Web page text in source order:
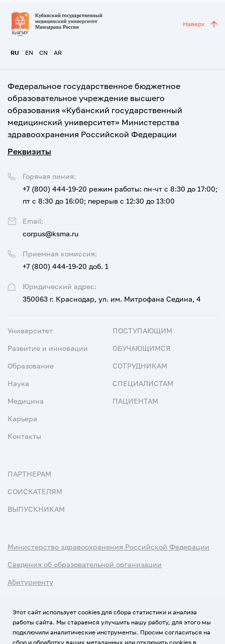
RU EN CN AR
Наверх
Федеральное государственное бюджетное
образовательное учреждение высшего
образования «Кубанский государственный
медицинский университет» Министерства
здравоохранения Российской Федерации
Реквизиты
Юридический адрес:
350063 г. Краснодар, ул. им. Митрофана Седина, 4
Приемная комиссия:
+7 (800) 444-19-20 доб. 1
Горячая линия:
+7 (800) 444-19-20 режим работы: пн-чт с 8:30 до 17:00;
пт с 8:30 до 16:00; перерыв с 12:30 до 13:00
Email:
corpus@ksma.ru
Университет
Развитие и инновации
Образование
Наука
Медицина
Карьера
Контакты
ПОСТУПАЮЩИМ
ОБУЧАЮЩИМСЯ
СОТРУДНИКАМ
СПЕЦИАЛИСТАМ
ПАЦИЕНТАМ
ПАРТНЕРАМ
СОИСКАТЕЛЯМ
ВЫПУСКНИКАМ
Министерство здравоохранения Российской Федерации
Сведения об образовательной организации
Абитуриенту
Политика обработки персональных данных
Этот сайт использует cookies для сбора статистики и анализа
работы сайта. Мы стараемся улучшить нашу работу, для этого мы
подключили аналитические инструменты. Просим согласиться на
сбор и обработку ваших метаданных или отключить cookies в